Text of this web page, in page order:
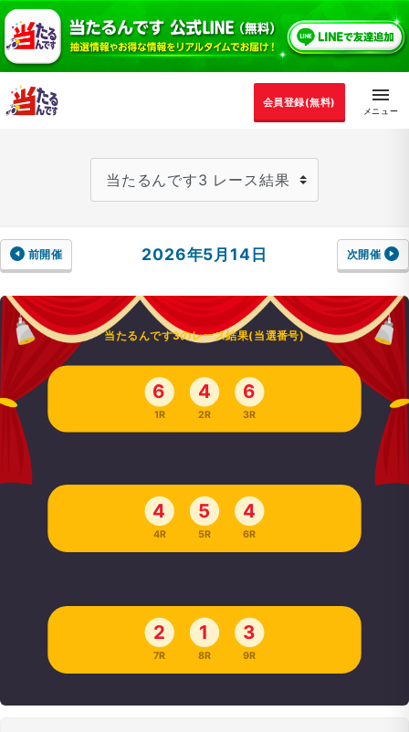
会員登録(無料)
前開催 2026年5月14日 次開催
当たるんです3のレース結果(当選番号)
6
1R
4
2R
6
3R
4
4R
5
5R
4
6R
2
7R
1
8R
3
9R